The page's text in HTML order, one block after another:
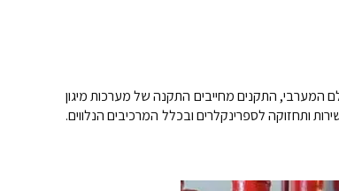
המערבי, התקנים מחייבים התקנה של מערכות מיגון
ותחזוקה לספרינקלרים ובכלל המרכיבים הנלווים.